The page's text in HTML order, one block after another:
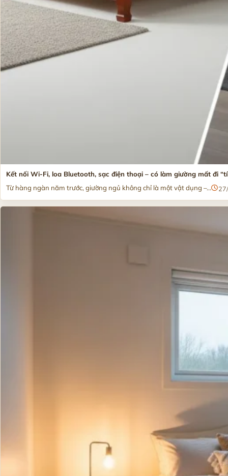
Kết nối Wi-Fi, loa Bluetooth, sạc điện thoại – có làm giường mất đi
Từ hàng ngàn năm trước, giường ngủ không chỉ là một vật dụng –...